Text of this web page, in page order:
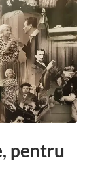
pentru